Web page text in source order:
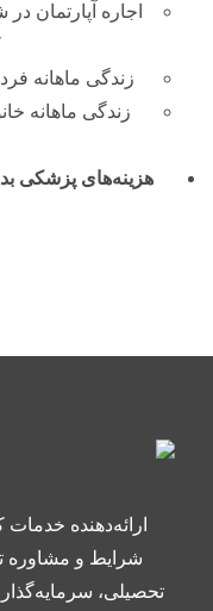
زندگی ماهانه فرد مجرد:
هزینه‌های پزشکی
ارائه‌دهنده خدمات
شرایط و مشاوره
تحصیلی،